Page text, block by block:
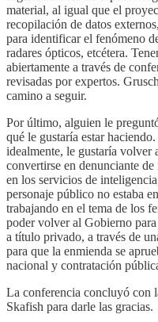
material, al igual que el
recopilación de datos
para identificar el fenómeno
radares ópticos, etcétera.
abiertamente a través de
revisadas por expertos.
camino a seguir.
Por último, alguien le
qué le gustaría estar
idealmente, le gustaría volver
convertirse en denunciante
en los servicios de
personaje público no estaba
trabajando en el tema de los
poder volver al Gobierno
a título privado, a través de
para que la enmienda se
nacional y contratación
La conferencia concluyó con
Skafish para darle las gracias.